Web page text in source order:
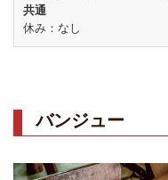
共通
休み：なし
バンジュー